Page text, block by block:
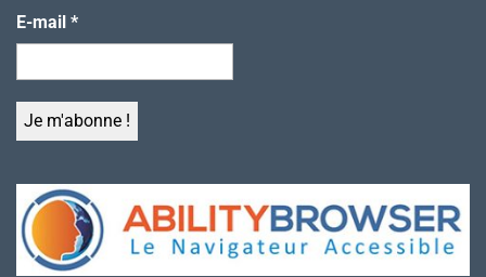
E-mail *